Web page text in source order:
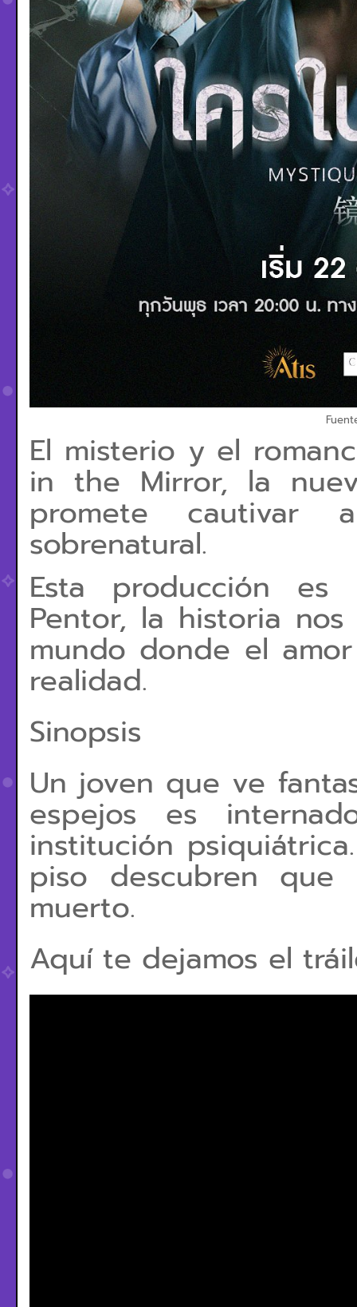
El misterio y el
in the Mirror, la
promete
sobrenatural.
Esta producción
Pentor, la historia
mundo donde el
realidad.
Sinopsis
Un joven que ve
espejos es
institución
piso descubren
muerto.
Aquí te dejamos el